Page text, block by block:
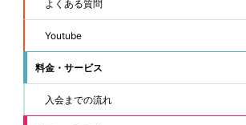
よくある質問
Youtube
料金・サービス
入会までの流れ